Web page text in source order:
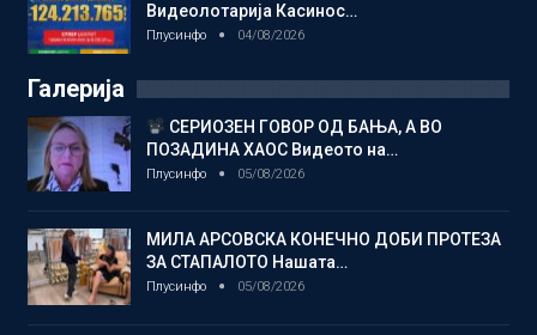
Видеолотарија Касинос…
Плусинфо 04/08/2026
Галерија
СЕРИОЗЕН ГОВОР ОД БАЊА, А ВО
ПОЗАДИНА ХАОС Видеото на…
Плусинфо 05/08/2026
МИЛА АРСОВСКА КОНЕЧНО ДОБИ ПРОТЕЗА
ЗА СТАПАЛОТО Нашата…
Плусинфо 05/08/2026